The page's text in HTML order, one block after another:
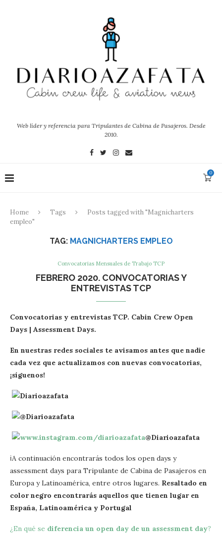
Web líder y referencia para Tripulantes de Cabina de Pasajeros. Desde
2010.
0
Home Tags
Posts tagged with "Magnicharters
empleo"
TAG: MAGNICHARTERS EMPLEO
Convocatorias Mensuales de Trabajo TCP
FEBRERO 2020. CONVOCATORIAS Y
ENTREVISTAS TCP
Convocatorias y entrevistas TCP. Cabin Crew Open
Days | Assessment Days.
En nuestras redes sociales te avisamos antes que nadie
cada vez que actualizamos con nuevas convocatorias,
¡síguenos!
Diarioazafata
@Diarioazafata
@Diarioazafata
ℹA continuación encontrarás todos los open days y
assessment days para Tripulante de Cabina de Pasajeros en
Europa y Latinoamérica, entre otros lugares. Resaltado en
color negro encontrarás aquellos que tienen lugar en
España, Latinoamérica y Portugal
¿En qué se diferencia un open day de un assessment day?